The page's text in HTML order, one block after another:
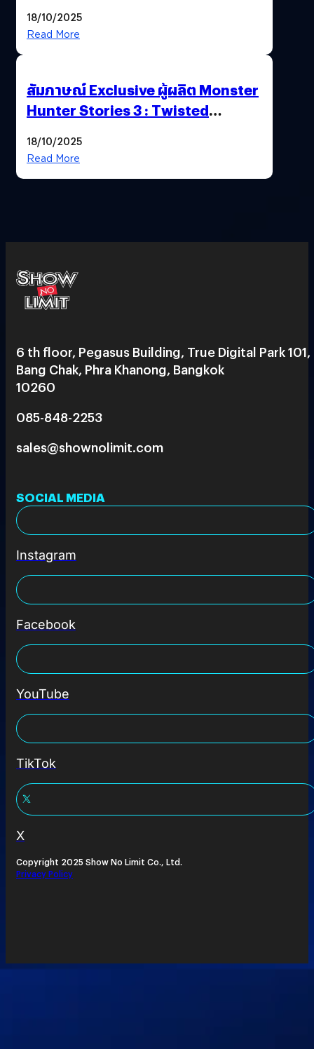
18/10/2025
Read More
สัมภาษณ์ Exclusive ผู้ผลิต Monster
Hunter Stories 3 : Twisted
สวยฉ่ำ !
18/10/2025
Read More
6 th floor, Pegasus Building, True Digital Park 101,
Bang Chak, Phra Khanong, Bangkok
10260
085-848-2253
sales@shownolimit.com
SOCIAL MEDIA
Instagram
Facebook
YouTube
TikTok
X
Copyright 2025 Show No Limit Co., Ltd.
Privacy Policy